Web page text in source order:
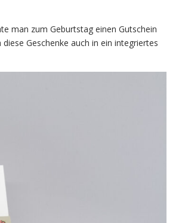
man zum Geburtstag einen Gutschein
Geschenke auch in ein integriertes